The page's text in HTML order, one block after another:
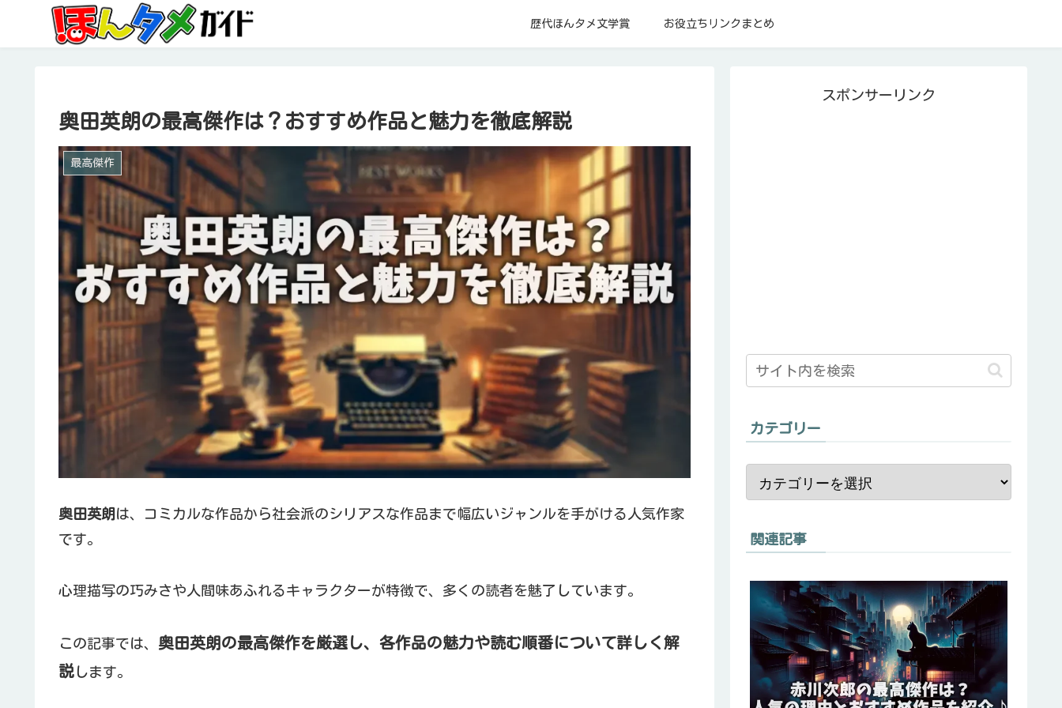
歴代ほんタメ文学賞 お役立ちリンクまとめ
奥田英朗の最高傑作は？おすすめ作品と魅力を徹底解説
最高傑作
奥田英朗 は、コミカルな作品から社会派のシリアスな作品まで幅広いジャンルを手がける人気作家
です。
心理描写の巧みさや人間味あふれるキャラクターが特徴で、多くの読者を魅了しています。
この記事では、 奥田英朗の最高傑作を厳選し、各作品の魅力や読む順番について詳しく解
説 します。
スポンサーリンク
カテゴリー
関連記事